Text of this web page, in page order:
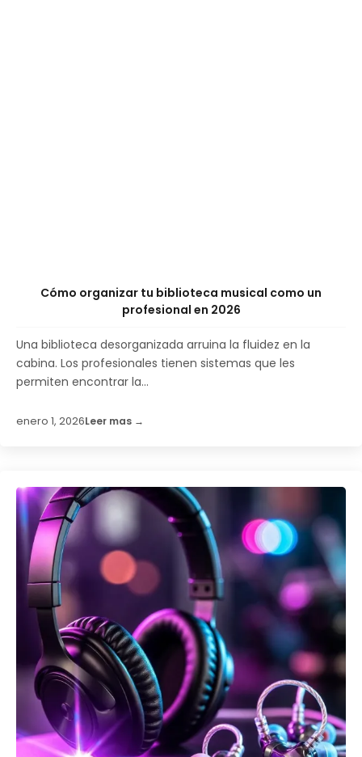
Cómo organizar tu biblioteca musical como un
profesional en 2026
Una biblioteca desorganizada arruina la fluidez en la
cabina. Los profesionales tienen sistemas que les
permiten encontrar la...
enero 1, 2026Leer mas →